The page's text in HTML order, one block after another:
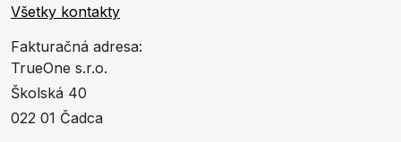
Všetky kontakty
Fakturačná adresa:
TrueOne s.r.o.
Školská 40
022 01 Čadca